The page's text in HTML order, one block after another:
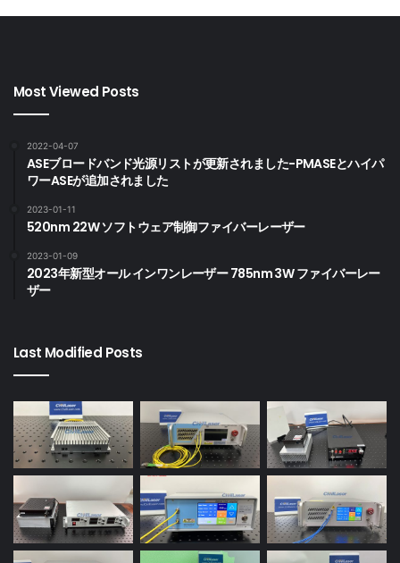
Most Viewed Posts
2022-04-07
ASEブロードバンド光源リストが更新されました-PMASEとハイパ
ワーASEが追加されました
2023-01-11
520nm 22W ソフトウェア制御ファイバーレーザー
2023-01-09
2023年新型オール インワンレーザー 785nm 3W ファイバーレー
ザー
Last Modified Posts